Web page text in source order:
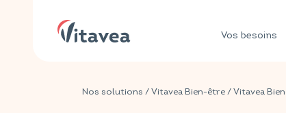
Vos besoins
Nos solutions /Vitavea Bien-être/Vitavea